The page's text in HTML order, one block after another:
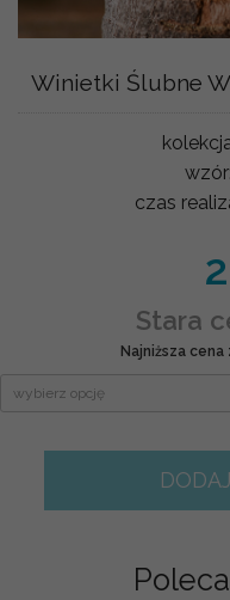
Winietki Ślubne
wzór:
czas
Stara
Najniższa